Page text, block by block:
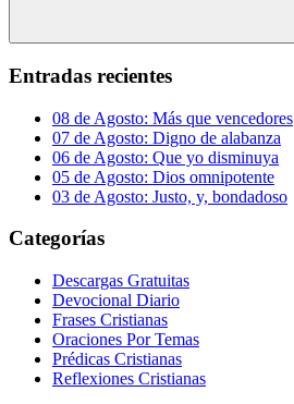
Buscar
Entradas recientes
08 de Agosto: Más que vencedores
07 de Agosto: Digno de alabanza
06 de Agosto: Que yo disminuya
05 de Agosto: Dios omnipotente
03 de Agosto: Justo, y, bondadoso
Categorías
Descargas Gratuitas
Devocional Diario
Frases Cristianas
Oraciones Por Temas
Prédicas Cristianas
Reflexiones Cristianas